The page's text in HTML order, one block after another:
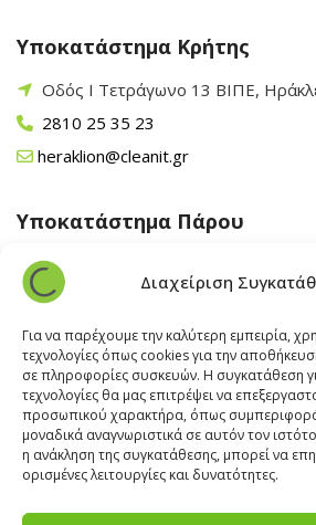
Διαχείριση
Για να παρέχουμε την καλύτερη εμπειρία,
τεχνολογίες όπως cookies για την
σε πληροφορίες συσκευών. Η συγκατάθεση
τεχνολογίες θα μας επιτρέψει να
προσωπικού χαρακτήρα, όπως
μοναδικά αναγνωριστικά σε αυτόν τον
η ανάκληση της συγκατάθεσης, μπορεί να
ορισμένες λειτουργίες και δυνατότητες.
Υποκατάστημα Κρήτης
Οδός Ι Τετράγωνο 13 ΒΙΠΕ,
2810 25 35 23
heraklion@cleanit.gr
Υποκατάστημα Πάρου
Άγιος Βλάσης Αρχίλοχος, Πάρος
22840 43 163
paros@cleanit.gr
Υποκατάστημα Σαντορίνης
Έξω Γωνία, Σαντορίνη847 00
22860 22322